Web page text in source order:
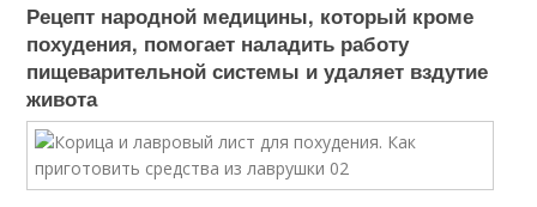
Рецепт народной медицины, который кроме
похудения, помогает наладить работу
пищеварительной системы и удаляет вздутие
живота